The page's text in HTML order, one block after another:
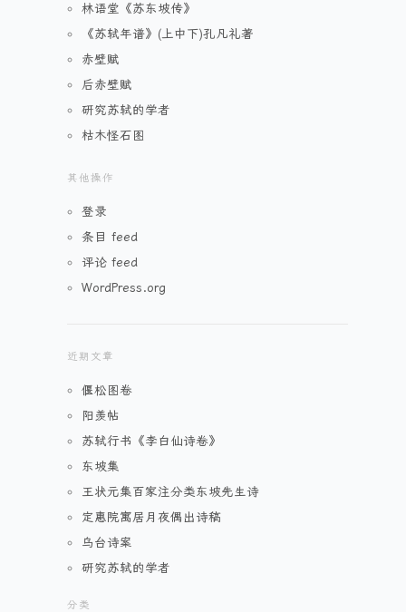
林语堂《苏东坡传》
《苏轼年谱》(上中下)孔凡礼著
赤壁赋
后赤壁赋
研究苏轼的学者
枯木怪石图
其他操作
登录
条目 feed
评论 feed
WordPress.org
近期文章
偃松图卷
阳羡帖
苏轼行书《李白仙诗卷》
东坡集
王状元集百家注分类东坡先生诗
定惠院寓居月夜偶出诗稿
乌台诗案
研究苏轼的学者
分类